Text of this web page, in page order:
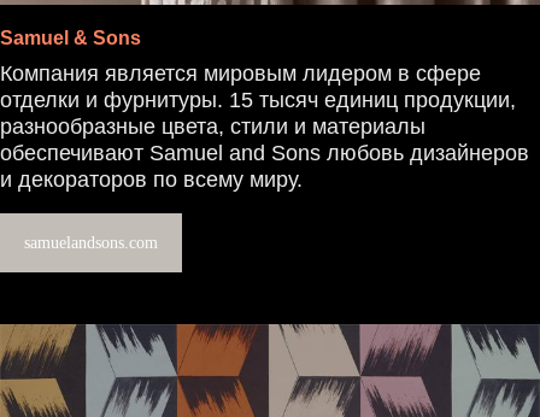
Samuel & Sons
Компания является мировым лидером в сфере
отделки и фурнитуры. 15 тысяч единиц продукции,
разнообразные цвета, стили и материалы
обеспечивают Samuel and Sons любовь дизайнеров
и декораторов по всему миру.
samuelandsons.com